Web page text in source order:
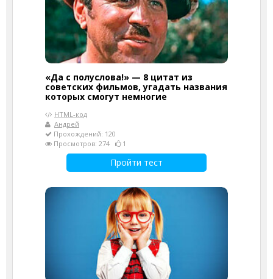
«Да с полуслова!» — 8 цитат из
советских фильмов, угадать названия
которых смогут немногие
HTML-код
Андрей
Прохождений: 120
Просмотров: 274
1
Пройти тест